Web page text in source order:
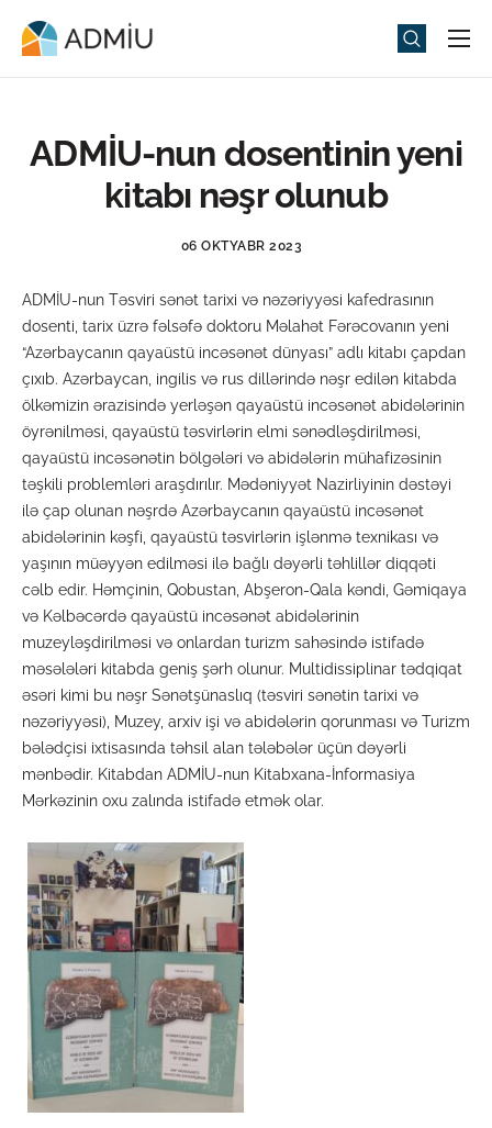
Universitet
Media
Tədbirlər
Universitet həyatı
ADMIU Sİ
eMağaza
ADMİU-nun dosentinin yeni
kitabı nəşr olunub
06 OKTYABR 2023
ADMİU-nun Təsviri sənət tarixi və nəzəriyyəsi kafedrasının
dosenti, tarix üzrə fəlsəfə doktoru Məlahət Fərəcovanın yeni
“Azərbaycanın qayaüstü incəsənət dünyası” adlı kitabı çapdan
çıxıb. Azərbaycan, ingilis və rus dillərində nəşr edilən kitabda
ölkəmizin ərazisində yerləşən qayaüstü incəsənət abidələrinin
öyrənilməsi, qayaüstü təsvirlərin elmi sənədləşdirilməsi,
qayaüstü incəsənətin bölgələri və abidələrin mühafizəsinin
təşkili problemləri araşdırılır. Mədəniyyət Nazirliyinin dəstəyi
ilə çap olunan nəşrdə Azərbaycanın qayaüstü incəsənət
abidələrinin kəşfi, qayaüstü təsvirlərin işlənmə texnikası və
yaşının müəyyən edilməsi ilə bağlı dəyərli təhlillər diqqəti
cəlb edir. Həmçinin, Qobustan, Abşeron-Qala kəndi, Gəmiqaya
və Kəlbəcərdə qayaüstü incəsənət abidələrinin
muzeyləşdirilməsi və onlardan turizm sahəsində istifadə
məsələləri kitabda geniş şərh olunur. Multidissiplinar tədqiqat
əsəri kimi bu nəşr Sənətşünaslıq (təsviri sənətin tarixi və
nəzəriyyəsi), Muzey, arxiv işi və abidələrin qorunması və Turizm
bələdçisi ixtisasında təhsil alan tələbələr üçün dəyərli
mənbədir. Kitabdan ADMİU-nun Kitabxana-İnformasiya
Mərkəzinin oxu zalında istifadə etmək olar.